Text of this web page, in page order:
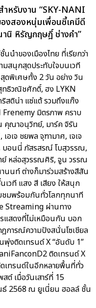
ำหรับงาน “SKY-NANI
งสองหนุ่มเพื่อนซี้เคมีดี
านิ หิรัญกฤษฎิ์ ช่างคำ”
นนำของเมืองไทย ที่เรียกว่า
สนุกสุดประทับใจบนเวที
ดพิเศษทั้ง 2 วัน อย่าง วิน
ทธิวณิชศักดิ์, ฮง LYKN
สติน่า แซ่แต้ รวมถึงแก๊ง
Frenemy มิตรภาพ คราบ
คุณาอนุวิทย์, มาร์ค จิรัน
เจ ชยพล จุฑามาศ, เจเจ
อนนี่ ภัสรสรณ์ โบสุวรรณ,
ย์ หล่อสุวรรณศิริ, จูน วรรณ
นนท์ ต่างก็มาร่วมสร้างสีสัน
เวที แสง สี เสียง ให้สนุก
ชมพร้อมกันทั่วโลกทุกนาที
Streaming ผ่านทาง
แสดงที่ไม่เหมือนกัน บอก
ฎการณ์ความปังสนั่นโซเชียล
งติดเทรนด์ X “อันดับ 1”
ติดเทรนด์ X
เทรนด์ในอีกหลายพื้นที่ทั่ว
ต์ เมื่อวันเสาร์ที่ 15
ธ์ 2568 ณ ยูเนี่ยน ฮอลล์ ชั้น